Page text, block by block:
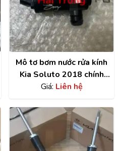
Mô tơ bơm nước rửa kính
Kia Soluto 2018 chính
hãng | 98510C1000
Giá: Liên hệ